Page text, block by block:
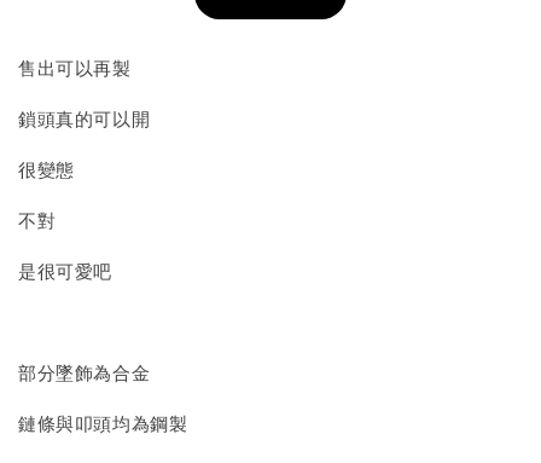
質感飾品收納盒
售出可以再製
鎖頭真的可以開
很變態
不對
是很可愛吧
部分墜飾為合金
鏈條與叩頭均為鋼製